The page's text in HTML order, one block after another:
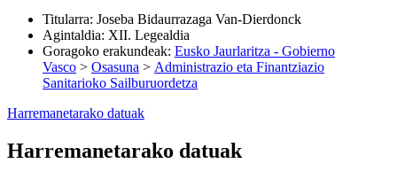
Titularra: Joseba Bidaurrazaga Van-Dierdonck
Agintaldia: XII. Legealdia
Goragoko erakundeak: Eusko Jaurlaritza - Gobierno
Vasco > Osasuna > Administrazio eta Finantziazio
Sanitarioko Sailburuordetza
Harremanetarako datuak
Harremanetarako datuak